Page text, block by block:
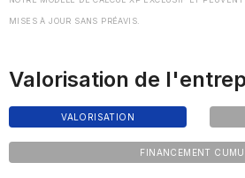
MISES À JOUR SANS PRÉAVIS.
Valorisation de
VALORISATION
FINANCEMENT